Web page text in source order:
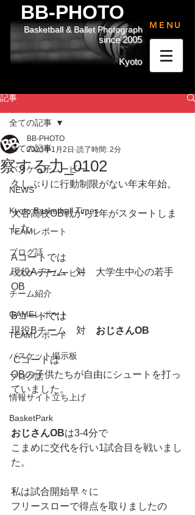
BB-PHOTO
since 2005
Basketball & Ballet Photograph
Kyoto
MENU
記事
全ての記事
バスケっ子ムービー
NEWS
Kyoto Basketball Times
TEAMレポート
ブログ話
バスケっ子ムービー
チーム紹介
GAMEレポート
TEAMレポート
バスケット掲示板
ブログ話
情報サイト立ち上げ
BasketPark
全ての記事
察する力_0102
BB-PHOTO
2023年1月2日 読了時間: 2分
久しぶりに行動制限がない年末年始。
大谷高校OB戦から1年がスタートしま
した。
Aコートでは
現役Aチーム　対　大学生中心の若手
OB
Bコートでは
現役Bチーム　対 おじさんOB
Cコートは
OBの子供たちが自由にシュートを打っ
ていました。
おじさんOBは3-4分で
こまめに交代を行い1試合目を戦いまし
た。
私は試合開始早々に
フリースローで得点を取りましたの